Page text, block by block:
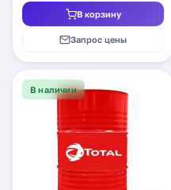
В корзину
Запрос цены
В наличии